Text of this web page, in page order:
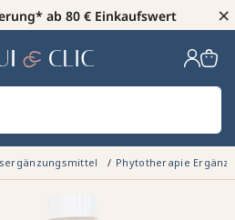
ab 80 € Einkaufswert ×
Phytotherapie